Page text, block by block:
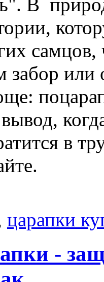
В
самцов,
или
в
царапки
-